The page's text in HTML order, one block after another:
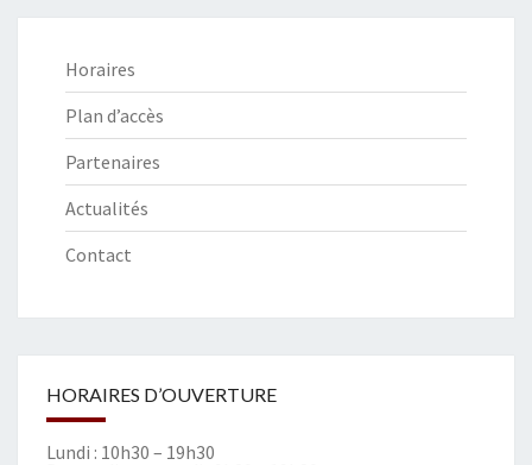
Horaires
Plan d’accès
Partenaires
Actualités
Contact
HORAIRES D’OUVERTURE
Lundi : 10h30 – 19h30